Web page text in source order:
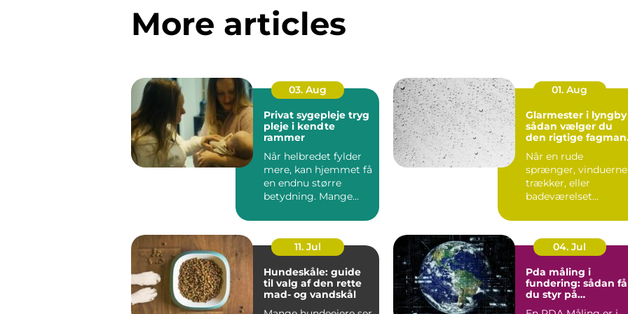
More articles
03. Aug
Privat sygepleje tryg
pleje i kendte
rammer
Når helbredet fylder
mere, kan hjemmet få
en endnu større
betydning. Mange
be...
01. Aug
Glarmester i lyngby
sådan vælger du
den rigtige
Når en rude
sprænger, vinduerne
trækker, eller
badeværelset
spejl, er en
11. Jul
Hundeskåle: guide
til valg af den rette
mad- og vandskål
04. Jul
Pda måling i
fundering: sådan
du styr på